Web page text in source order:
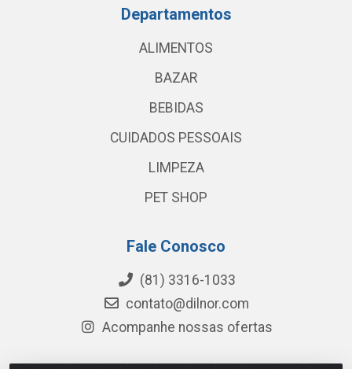
Departamentos
ALIMENTOS
BAZAR
BEBIDAS
CUIDADOS PESSOAIS
LIMPEZA
PET SHOP
Fale Conosco
(81) 3316-1033
contato@dilnor.com
Acompanhe nossas ofertas